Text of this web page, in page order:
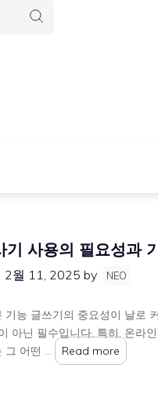
기 사용의 필요성과
2월 11, 2025 by NEO
능 글쓰기의 중요성이 날로
아닌 필수입니다. 특히, 온라
그 어떤 …
Read more